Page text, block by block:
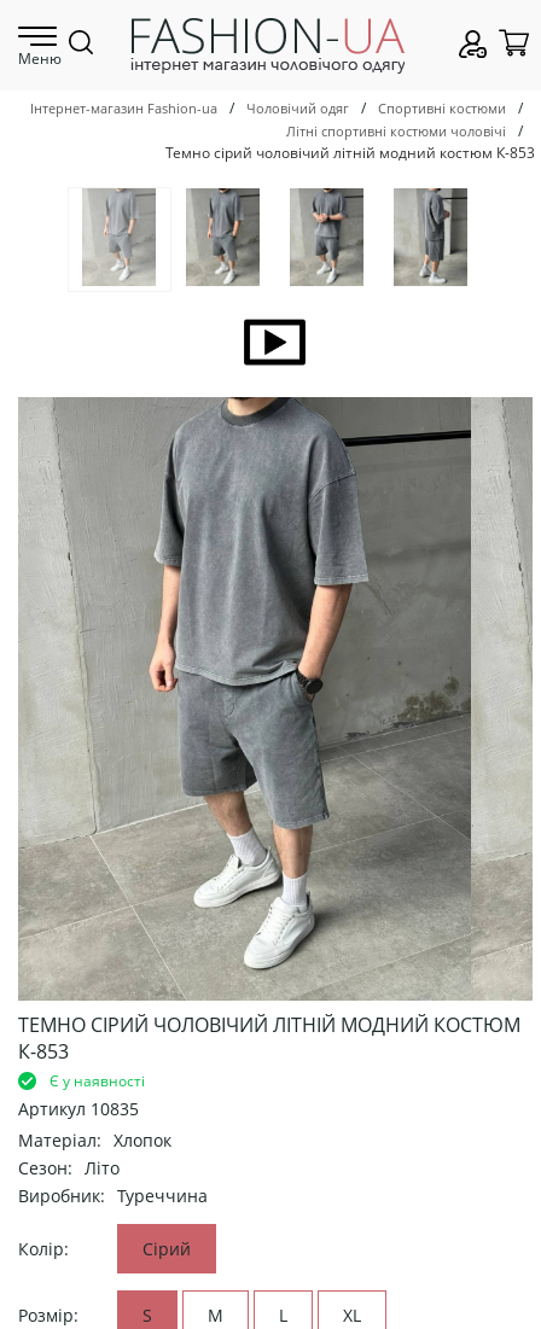
Меню
Інтернет-магазин Fashion-ua / Чоловічий одяг / Спортивні костюми /
Літні спортивні костюми чоловічі
/
Темно сірий чоловічий літній модний костюм К-853
ТЕМНО СІРИЙ ЧОЛОВІЧИЙ ЛІТНІЙ МОДНИЙ КОСТЮМ
К-853
Є у наявності
Артикул 10835
Матеріал: Хлопок
Сезон: Літо
Виробник: Туреччина
Колір: Сірий
Розмір: S M L XL